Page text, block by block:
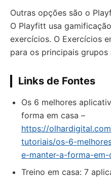
Outras opções são o
O Playfitt usa
exercícios. O Exercícios
para os principais grupos
Links de Fontes
Os 6 melhores
forma em casa –
https://
tutoriais/os-6-
e-manter-a-forma-em-
Treino em casa: 7